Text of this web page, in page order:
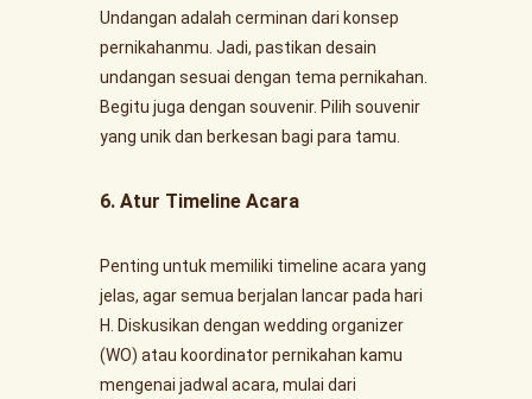
Undangan adalah cerminan dari konsep
pernikahanmu. Jadi, pastikan desain
undangan sesuai dengan tema pernikahan.
Begitu juga dengan souvenir. Pilih souvenir
yang unik dan berkesan bagi para tamu.
6. Atur Timeline Acara
Penting untuk memiliki timeline acara yang
jelas, agar semua berjalan lancar pada hari
H. Diskusikan dengan wedding organizer
(WO) atau koordinator pernikahan kamu
mengenai jadwal acara, mulai dari